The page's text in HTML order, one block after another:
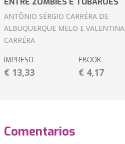
ANTÔNIO SÉRGIO CARRÉRA DE
ALBUQUERQUE MELO E VALENTINA
CARRÉRA
IMPRESO
€ 13,33
EBOOK
€ 4,17
Comentarios